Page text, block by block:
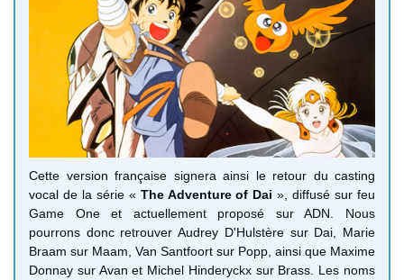
Cette version française signera ainsi le retour du casting
vocal de la série « The Adventure of Dai », diffusé sur feu
Game One et actuellement proposé sur ADN. Nous
pourrons donc retrouver Audrey D'Hulstère sur Dai, Marie
Braam sur Maam, Van Santfoort sur Popp, ainsi que Maxime
Donnay sur Avan et Michel Hinderyckx sur Brass. Les noms